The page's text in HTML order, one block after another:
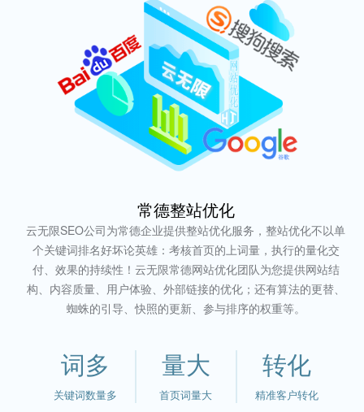
常德整站优化
云无限SEO公司为常德企业提供整站优化服务，整站优化不以单
个关键词排名好坏论英雄：考核首页的上词量，执行的量化交
付、效果的持续性！云无限常德网站优化团队为您提供网站结
构、内容质量、用户体验、外部链接的优化；还有算法的更替、
蜘蛛的引导、快照的更新、参与排序的权重等。
词多
关键词数量多
量大
首页词量大
转化
精准客户转化